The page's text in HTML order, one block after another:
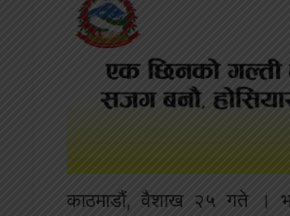
काठमाडौं, वैशाख २५ गते ।